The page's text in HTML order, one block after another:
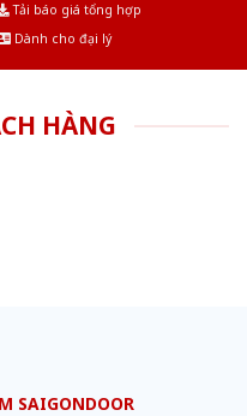
Tải báo giá tổng hợp
Dành cho đại lý
HÀNG
SAIGONDOOR